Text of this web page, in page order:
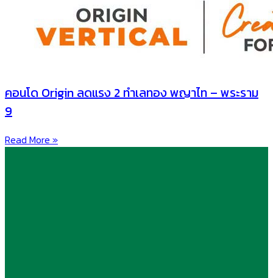
คอนโด Origin ลดแรง 2 ทำเลทอง พญาไท – พระราม
9
Read More »